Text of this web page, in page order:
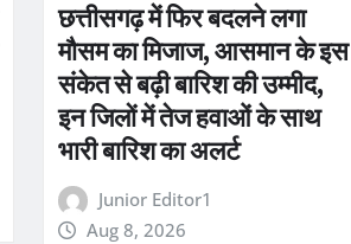
छत्तीसगढ़ में फिर बदलने लगा
मौसम का मिजाज, आसमान के इस
संकेत से बढ़ी बारिश की उम्मीद,
इन जिलों में तेज हवाओं के साथ
भारी बारिश का अलर्ट
Junior Editor1
Aug 8, 2026